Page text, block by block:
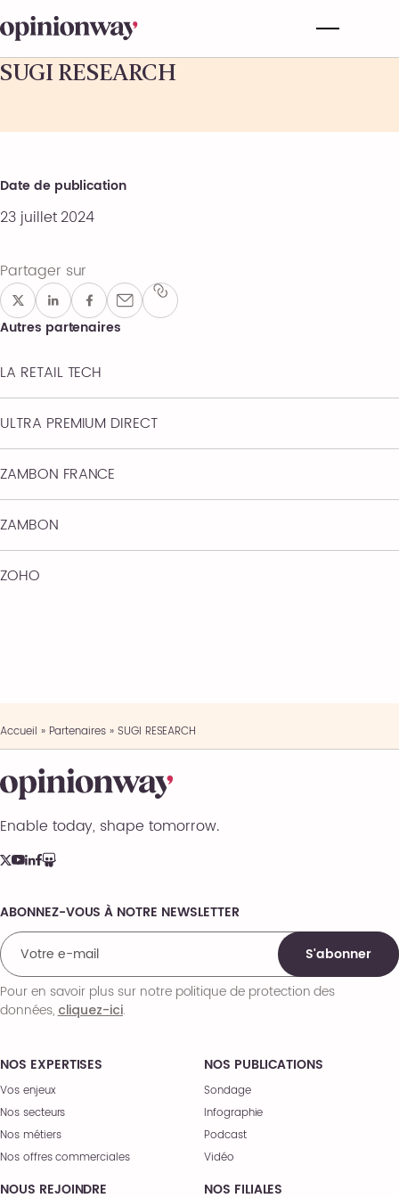
SUGI RESEARCH
Date de publication
23 juillet 2024
Partager sur
Autres partenaires
LA RETAIL TECH
ULTRA PREMIUM DIRECT
ZAMBON FRANCE
ZAMBON
ZOHO
Accueil » Partenaires » SUGI RESEARCH
Enable today, shape tomorrow.
NOS EXPERTISES
Vos enjeux
Nos secteurs
Nos métiers
Nos offres commerciales
NOS PUBLICATIONS
Sondage
Infographie
Podcast
Vidéo
NOUS REJOINDRE NOS FILIALES
Comments
ABONNEZ-VOUS À NOTRE NEWSLETTER
S'abonner
Pour en savoir plus sur notre politique de protection des
données,cliquez-ici.